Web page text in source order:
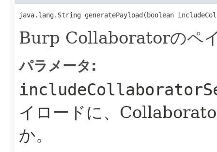
java.lang.String generatePayload(boolean
Burp Collaboratorのペ
パラメータ:
イロードに、
か。